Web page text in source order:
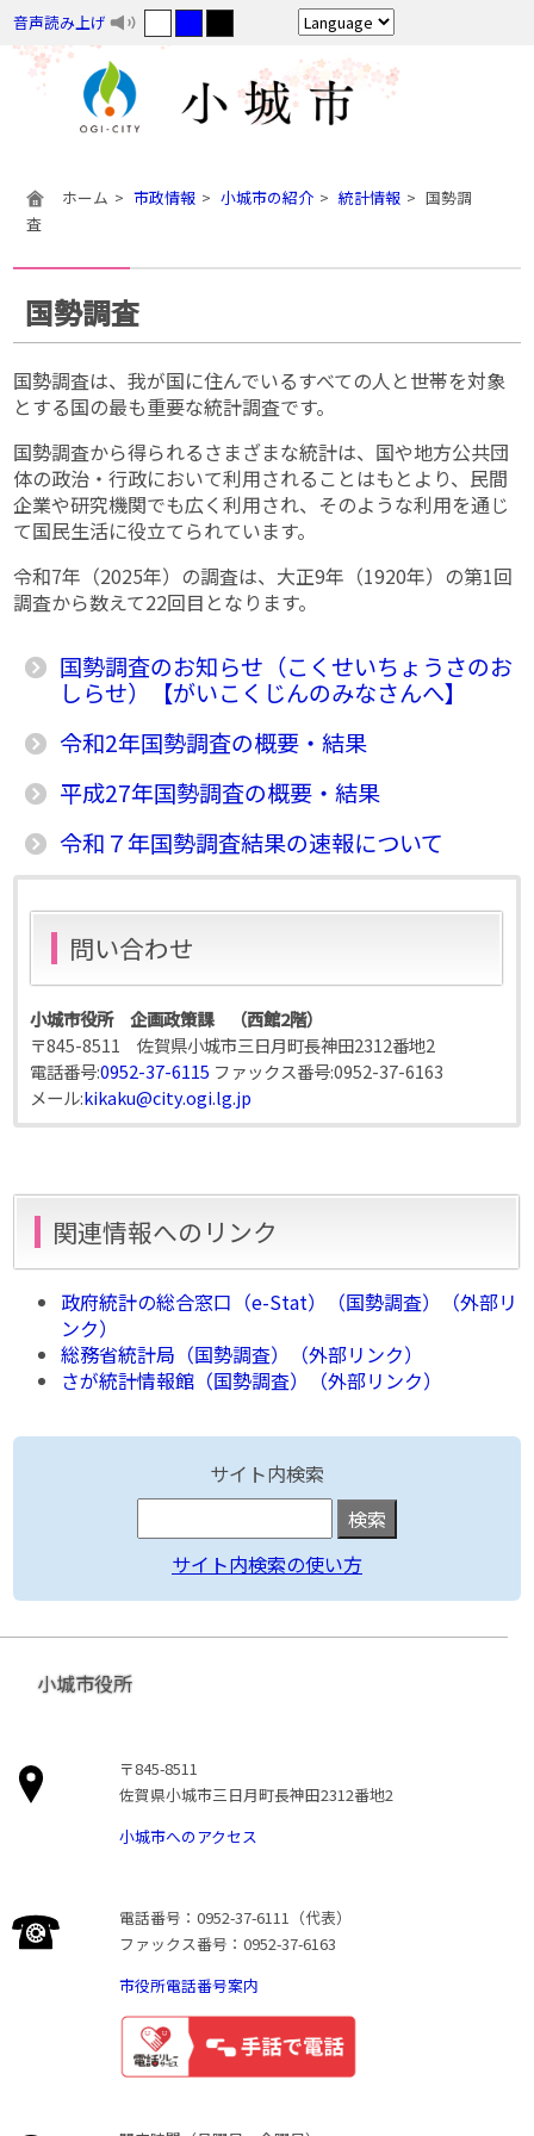
音声読み上げ
ホーム 市政情報 小城市の紹介 統計情報
国勢調
査
国勢調査
国勢調査は、我が国に住んでいるすべての人と世帯を対象
とする国の最も重要な統計調査です。
国勢調査から得られるさまざまな統計は、国や地方公共団
体の政治・行政において利用されることはもとより、民間
企業や研究機関でも広く利用され、そのような利用を通じ
て国民生活に役立てられています。
令和7年（2025年）の調査は、大正9年（1920年）の第1回
調査から数えて22回目となります。
国勢調査のお知らせ（こくせいちょうさのお
しらせ）【がいこくじんのみなさんへ】
令和2年国勢調査の概要・結果
平成27年国勢調査の概要・結果
令和７年国勢調査結果の速報について
問い合わせ
小城市役所 企画政策課 （西館2階）
〒845-8511 佐賀県小城市三日月町長神田2312番地2
電話番号:0952-37-6115 ファックス番号:0952-37-6163
メール:kikaku@city.ogi.lg.jp
関連情報へのリンク
政府統計の総合窓口（e-Stat）（国勢調査）（外部リ
ンク）
総務省統計局（国勢調査）（外部リンク）
さが統計情報館（国勢調査）（外部リンク）
サイト内検索
サイト内検索の使い方
小城市役所
〒845-8511
佐賀県小城市三日月町長神田2312番地2
小城市へのアクセス
電話番号：0952-37-6111（代表）
ファックス番号：0952-37-6163
市役所電話番号案内